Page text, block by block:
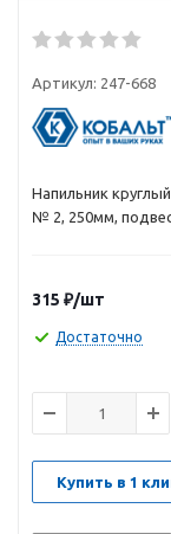
Артикул: 247-668
Напильник
№ 2, 250мм,
315 ₽/шт
Достаточно
Купить в 1